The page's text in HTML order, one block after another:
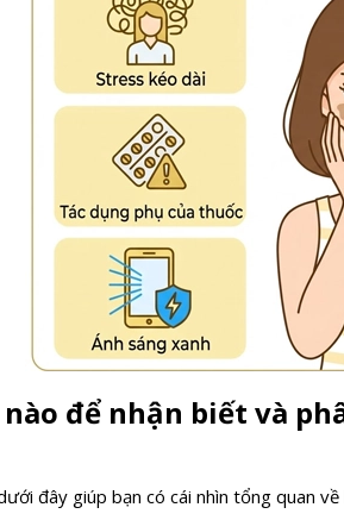
nào để nhận biết và
đây giúp bạn có cái nhìn tổng quan về